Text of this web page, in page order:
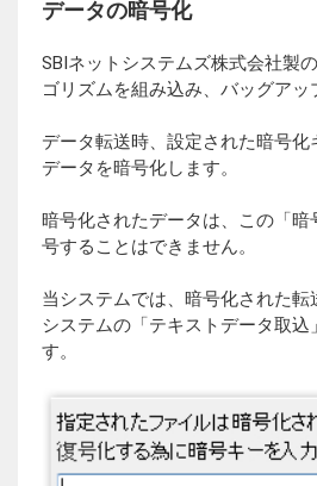
データの暗号化
SBIネットシステムズ株式会社製
ゴリズムを組み込み、バッグアッ
データ転送時、設定された暗号
データを暗号化します。
暗号化されたデータは、この「暗
号することはできません。
当システムでは、暗号化された転
システムの「テキストデータ取込
す。